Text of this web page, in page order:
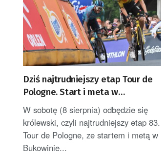
Dziś najtrudniejszy etap Tour de
Pologne. Start i meta w
Bukowinie Tatrzańskiej
W sobotę (8 sierpnia) odbędzie się
królewski, czyli najtrudniejszy etap 83.
Tour de Pologne, ze startem i metą w
Bukowinie...